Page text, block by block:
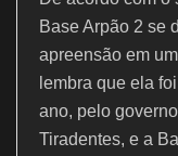
Base Arpão 2 se
apreensão em
lembra que ela
ano, pelo
Tiradentes, e a